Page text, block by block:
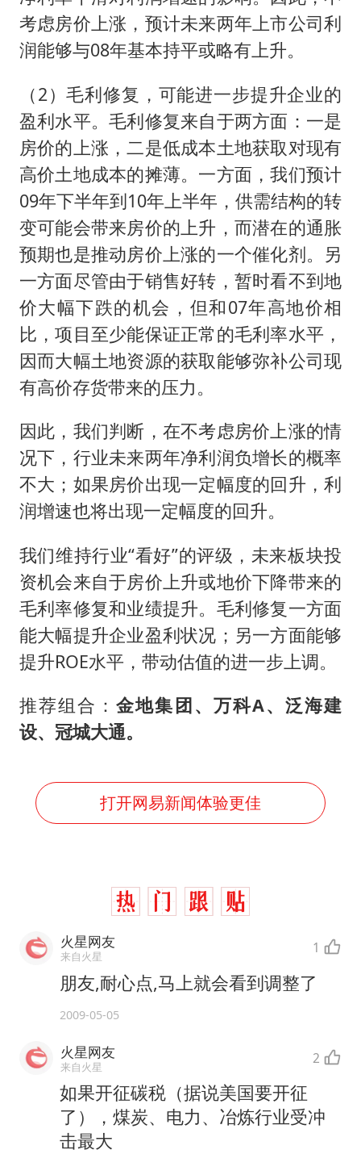
考虑房价上涨，预计未来两年上市公司利
润能够与08年基本持平或略有上升。
（2）毛利修复，可能进一步提升企业的
盈利水平。毛利修复来自于两方面：一是
房价的上涨，二是低成本土地获取对现有
高价土地成本的摊薄。一方面，我们预计
09年下半年到10年上半年，供需结构的转
变可能会带来房价的上升，而潜在的通胀
预期也是推动房价上涨的一个催化剂。另
一方面尽管由于销售好转，暂时看不到地
价大幅下跌的机会，但和07年高地价相
比，项目至少能保证正常的毛利率水平，
因而大幅土地资源的获取能够弥补公司现
有高价存货带来的压力。
因此，我们判断，在不考虑房价上涨的情
况下，行业未来两年净利润负增长的概率
不大；如果房价出现一定幅度的回升，利
润增速也将出现一定幅度的回升。
我们维持行业“看好”的评级，未来板块投
资机会来自于房价上升或地价下降带来的
毛利率修复和业绩提升。毛利修复一方面
能大幅提升企业盈利状况；另一方面能够
提升ROE水平，带动估值的进一步上调。
推荐组合：金地集团、万科A、泛海建
设、冠城大通。
打开网易新闻体验更佳
火星网友
来自火星 1
朋友,耐心点,马上就会看到调整了
2009-05-05
火星网友
来自火星 2
如果开征碳税（据说美国要开征
了），煤炭、电力、冶炼行业受冲
击最大